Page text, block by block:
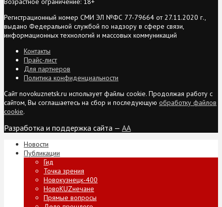
Регистрационный номер СМИ ЭЛ №ФС 77-79664 от 27.11.2020 г.,
выдано Федеральной службой по надзору в сфере связи,
информационных технологий и массовых коммуникаций
Контакты
Прайс-лист
Для партнеров
Политика конфиденциальности
Сайт novokuznetsk.ru использует файлы cookie. Продолжая работу с
сайтом, Вы соглашаетесь на сбор и последующую обработку файлов
cookie.
Разработка и поддержка сайта — AA
Новости
Публикации
Гид
Точка зрения
Новокузнецк-400
НовоKUZнечане
Прямые вопросы